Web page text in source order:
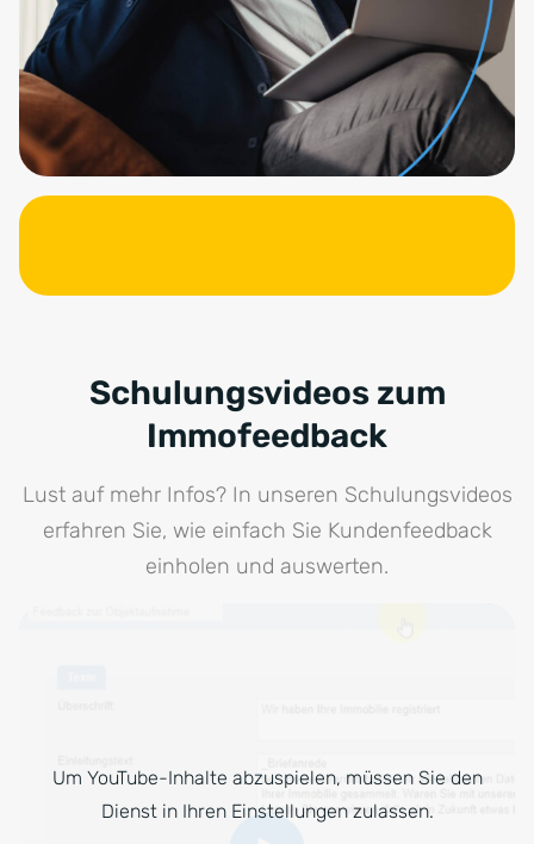
Schulungsvideos zum
Immofeedback
Lust auf mehr Infos? In unseren Schulungsvideos
erfahren Sie, wie einfach Sie Kundenfeedback
einholen und auswerten.
Um YouTube-Inhalte abzuspielen, müssen Sie den
Dienst in Ihren Einstellungen zulassen.